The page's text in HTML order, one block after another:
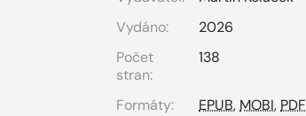
Vydáno:
2026
Počet
stran:
138
Formáty: EPUB,MOBI,